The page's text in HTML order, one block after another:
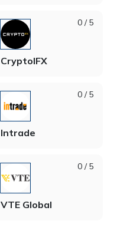
0 / 5
CryptoIFX
0 / 5
Intrade
0 / 5
VTE Global